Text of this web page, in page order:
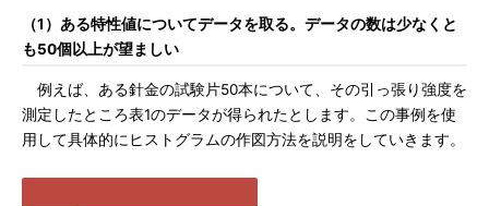
（1）ある特性値についてデータを取る。データの数は少なくと
も50個以上が望ましい
例えば、ある針金の試験片50本について、その引っ張り強度を
測定したところ表1のデータが得られたとします。この事例を使
用して具体的にヒストグラムの作図方法を説明をしていきます。